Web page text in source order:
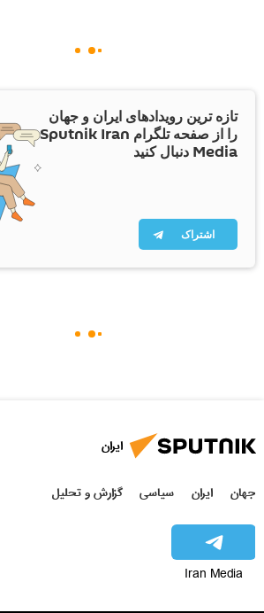
تازه ترین رویدادهای ایران و جهان
را از صفحه تلگرام Sputnik Iran
Media دنبال کنید
اشتراک
ایران
جهان ایران سیاسی گزارش و تحلیل
Iran Media